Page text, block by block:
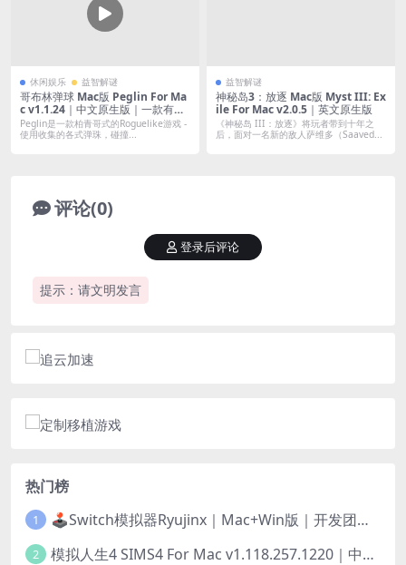
休闲娱乐 益智解谜
哥布林弹球 Mac版 Peglin For Ma
c v1.1.24｜中文原生版｜一款有趣
的弹珠Roguelike游戏
Peglin是一款柏青哥式的Roguelike游戏 -
使用收集的各式弹珠，碰撞...
益智解谜
神秘岛3：放逐 Mac版 Myst III: Ex
ile For Mac v2.0.5｜英文原生版
《神秘岛 III：放逐》将玩者带到十年之
后，面对一名新的敌人萨维多（Saaved...
评论(0)
提示：请文明发言
登录后评论
热门榜
1 🕹️Switch模拟器Ryujinx｜Mac+Win版｜开发团队已解散此乃最后的绝唱版本
2 模拟人生4 SIMS4 For Mac v1.118.257.1220｜中文原生版｜无限金币｜全100DLC